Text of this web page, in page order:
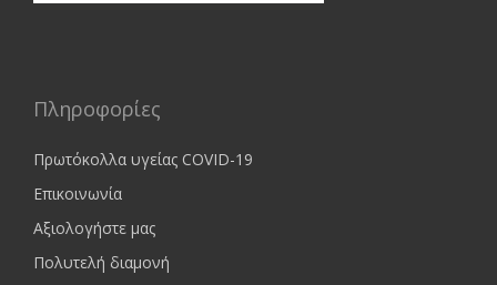
Πληροφορίες
Πρωτόκολλα υγείας COVID-19
Επικοινωνία
Αξιολογήστε μας
Πολυτελή διαμονή